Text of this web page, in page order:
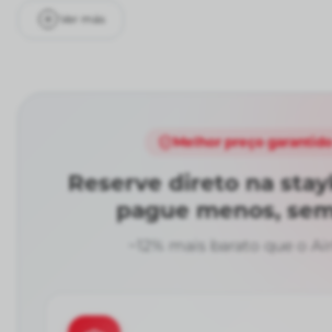
Ver más
Melhor preço garantido
Reserve direto na
pague menos,
~12% mais barato que o